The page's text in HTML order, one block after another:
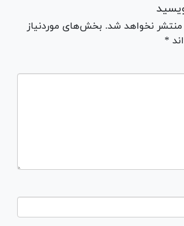
نخواهد شد. بخش‌های موردنیاز
*